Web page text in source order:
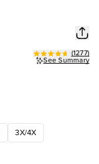
(1277)
See Summary
3X/4X